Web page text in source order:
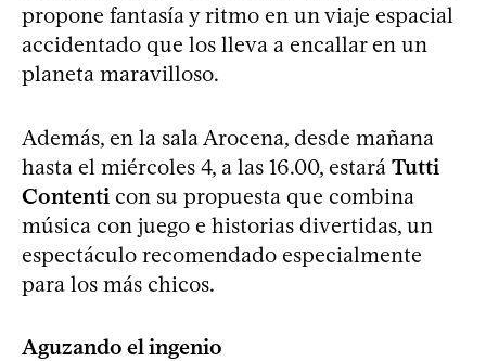
propone fantasía y ritmo en un viaje espacial
accidentado que los lleva a encallar en un
planeta maravilloso.
Además, en la sala Arocena, desde mañana
hasta el miércoles 4, a las 16.00, estará Tutti
Contenti con su propuesta que combina
música con juego e historias divertidas, un
espectáculo recomendado especialmente
para los más chicos.
Aguzando el ingenio